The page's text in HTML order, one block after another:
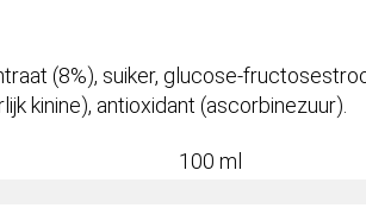
(8%), suiker, glucose-
kinine), antioxidant (ascorbinezuur).
100 ml